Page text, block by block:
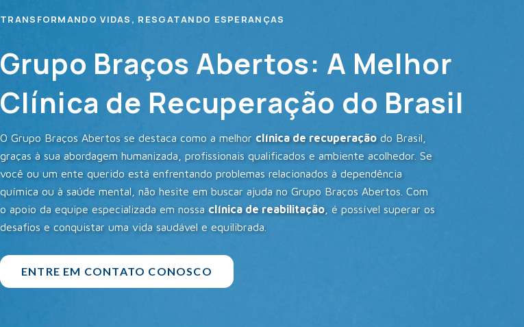
TRANSFORMANDO VIDAS, RESGATANDO ESPERANÇAS
Grupo Braços Abertos: A Melhor
Clínica de Recuperação do Brasil
O Grupo Braços Abertos se destaca como a melhor clínica de recuperaçãodo Brasil,
graças à sua abordagem humanizada, profissionais qualificados e ambiente acolhedor. Se
você ou um ente querido está enfrentando problemas relacionados à dependência
química ou à saúde mental, não hesite em buscar ajuda no Grupo Braços Abertos. Com
o apoio da equipe especializada em nossa clínica de reabilitação, é possível superar os
desafios e conquistar uma vida saudável e equilibrada.
ENTRE EM CONTATO CONOSCO